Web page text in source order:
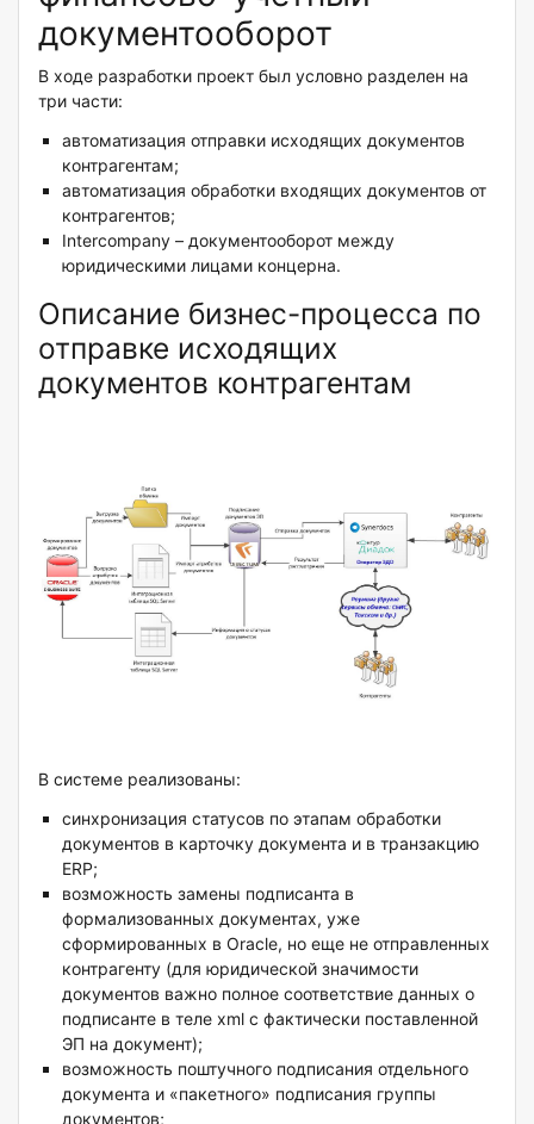
документооборот
В ходе разработки проект был условно разделен на
три части:
автоматизация отправки исходящих документов
контрагентам;
автоматизация обработки входящих документов от
контрагентов;
Intercompany – документооборот между
юридическими лицами концерна.
Описание бизнес-процесса по
отправке исходящих
документов контрагентам
В системе реализованы:
синхронизация статусов по этапам обработки
документов в карточку документа и в транзакцию
ERP;
возможность замены подписанта в
формализованных документах, уже
сформированных в Oracle, но еще не отправленных
контрагенту (для юридической значимости
документов важно полное соответствие данных о
подписанте в теле xml с фактически поставленной
ЭП на документ);
возможность поштучного подписания отдельного
документа и «пакетного» подписания группы
документов;